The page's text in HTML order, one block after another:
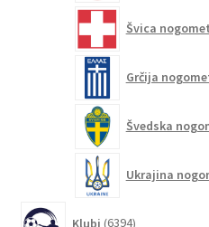
Švica
Grčija
Švedska
Ukrajina
Klubi 6394